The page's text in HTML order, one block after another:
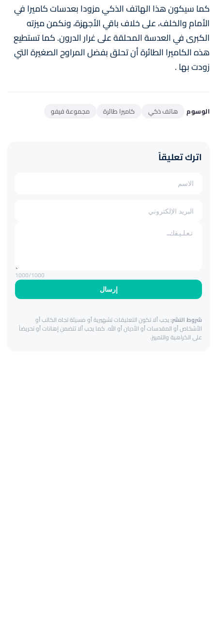
كما سيكون هذا الهاتف الذكي مزودا بعدسات كاميرا في
الأمام والخلف، على خلاف باقي الأجهزة، ونكمن ميزته
الكبرى في العدسة المحلقة على غرار الدرون. كما تستطيع
هذه الكاميرا الطائرة أن تحلق بفضل المراوح الصغيرة التي
زودت بها .
الوسوم هاتف ذكي كاميرا طائرة مجموعة فيفو
اترك تعليقاً
إرسال
1000/1000
شروط النشر:يجب ألا تكون التعليقات تشهيرية أو مسيئة تجاه الكاتب أو
الأشخاص أو المقدسات أو الأديان أو الله. كما يجب ألا تتضمن إهانات أو تحريضاً
على الكراهية والتمييز.